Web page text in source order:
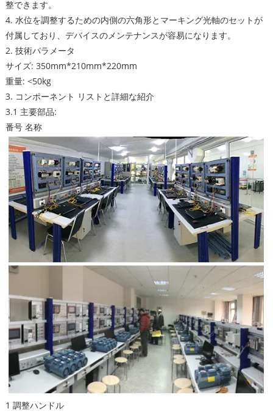
整できます。
4. 水位を調整するための内側の六角形とマーキング光軸のセットが
付属しており、デバイスのメンテナンスが容易になります。
2. 技術パラメータ
サイズ: 350mm*210mm*220mm
重量: <50kg
3. コンポーネント リストと詳細な紹介
3.1 主要部品:
番号 名称
1 調整ハンドル